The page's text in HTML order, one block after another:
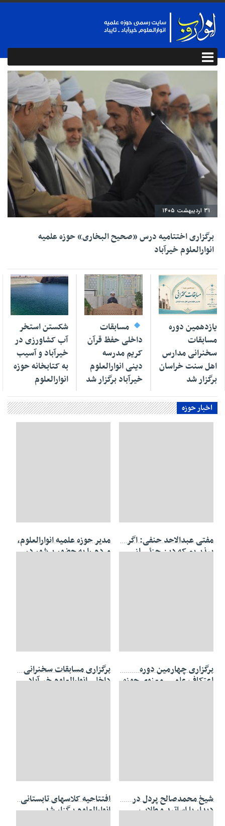
۳۱ اردیبهشت ۱۴۰۵
برگزاری اختتامیه درس «صحیح البخاری» حوزه علمیه
انوارالعلوم خیرآباد
۱۷ اردیبهشت ۱۴۰۵
یازدهمین دوره
مسابقات
سخنرانی مدارس
اهل سنت خراسان
برگزار شد
۲۱ بهمن ۱۴۰۴
مسابقات
داخلی حفظ قرآن
کریم مدرسه
دینی انوارالعلوم
خیرآباد برگزار شد
۰۵ آذر ۱۴۰۴
شکستن استخر
آب کشاورزی در
خیرآباد و آسیب
به کتابخانه حوزه
انوارالعلوم
اخبار حوزه
مفتی عبدالاحد حنفی: اگر
بپذیریم که دین جزئی از
مدیر حوزه علمیه انوارالعلوم،
مردم را به حضور پرشور در
برگزاری چهارمین دوره
اعتکاف علمی ـ معنوی حوزه
برگزاری مسابقات سخنرانی
داخلی انوارالعلوم خیرآباد
شیخ محمدصالح‌ پردل در
دیدار با اساتید و طلاب
افتتاحيه کلاسهای تابستانی
انوارالعلوم برگزار شد